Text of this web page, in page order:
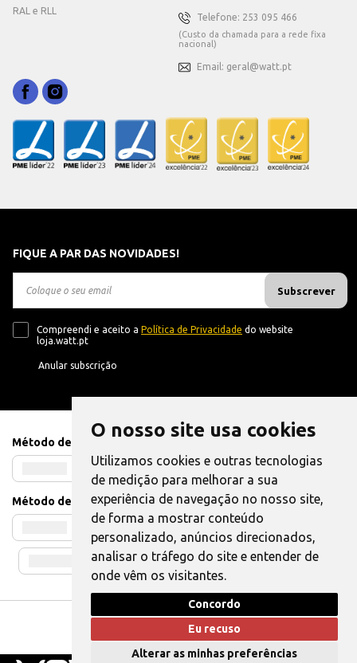
O nosso site usa cookies
Utilizamos cookies e outras tecnologias
de medição para melhorar a sua
experiência de navegação no nosso site,
de forma a mostrar conteúdo
personalizado, anúncios direcionados,
analisar o tráfego do site e entender de
onde vêm os visitantes.
Concordo
Eu recuso
Alterar as minhas preferências
RAL e RLL
Telefone: 253 095 466
(Custo da chamada para a rede fixa
nacional)
Email: geral@watt.pt
FIQUE A PAR DAS NOVIDADES!
Subscrever
Compreendi e aceito a Política de Privacidade do website
loja.watt.pt
Anular subscrição
Método de Pagamento
Método de Envio
Livro de Reclamações | Também pode Elogiar
WATT © 2025. Todos os direitos reservados.